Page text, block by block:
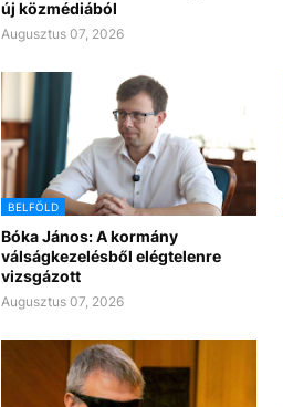
új közmédiából
Augusztus 07, 2026
BELFÖLD
Bóka János: A kormány
válságkezelésből elégtelenre
vizsgázott
Augusztus 07, 2026